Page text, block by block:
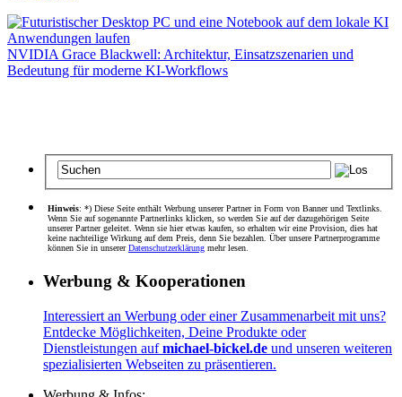
NVIDIA Grace Blackwell: Architektur, Einsatzszenarien und
Bedeutung für moderne KI-Workflows
Hinweis: *) Diese Seite enthält Werbung unserer Partner in Form von Banner und Textlinks.
Wenn Sie auf sogenannte Partnerlinks klicken, so werden Sie auf der dazugehörigen Seite
unserer Partner geleitet. Wenn sie hier etwas kaufen, so erhalten wir eine Provision, dies hat
keine nachteilige Wirkung auf dem Preis, denn Sie bezahlen. Über unsere Partnerprogramme
können Sie in unsererDatenschutzerklärung mehr lesen.
Werbung & Kooperationen
Interessiert an Werbung oder einer Zusammenarbeit mit uns?
Entdecke Möglichkeiten, Deine Produkte oder
Dienstleistungen aufmichael-bickel.de und unseren weiteren
spezialisierten Webseiten zu präsentieren.